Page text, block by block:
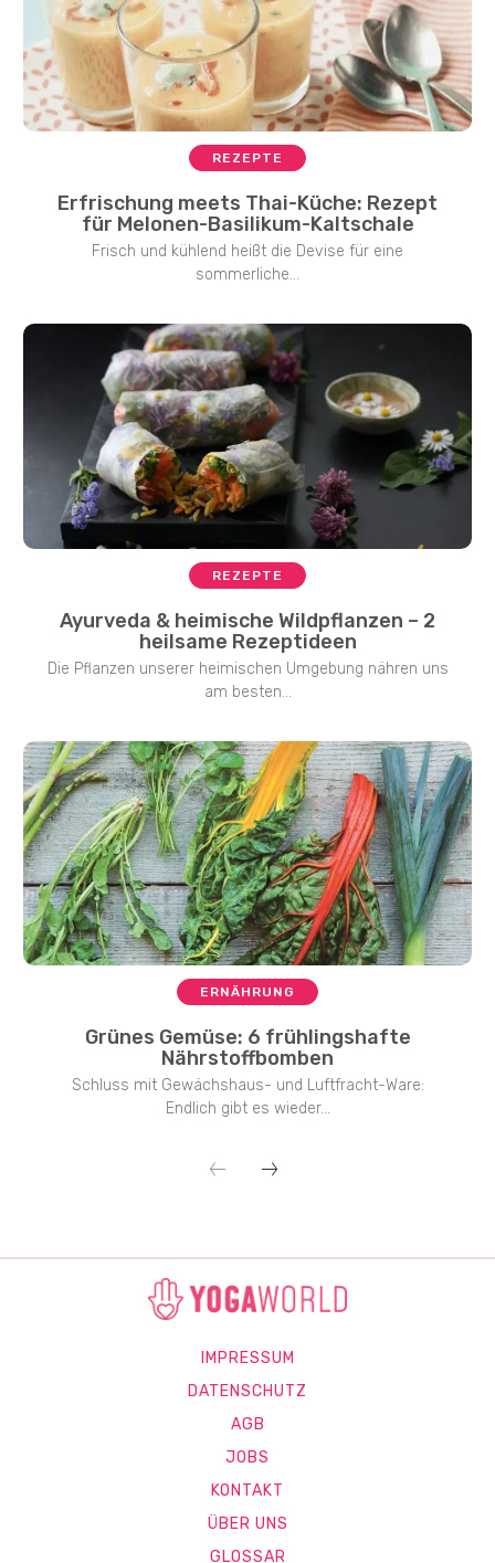
REZEPTE
Erfrischung meets Thai-Küche: Rezept
für Melonen-Basilikum-Kaltschale
Frisch und kühlend heißt die Devise für eine
sommerliche...
REZEPTE
Ayurveda & heimische Wildpflanzen – 2
heilsame Rezeptideen
Die Pflanzen unserer heimischen Umgebung nähren uns
am besten...
ERNÄHRUNG
Grünes Gemüse: 6 frühlingshafte
Nährstoffbomben
Schluss mit Gewächshaus- und Luftfracht-Ware:
Endlich gibt es wieder...
IMPRESSUM
DATENSCHUTZ
AGB
JOBS
KONTAKT
ÜBER UNS
GLOSSAR